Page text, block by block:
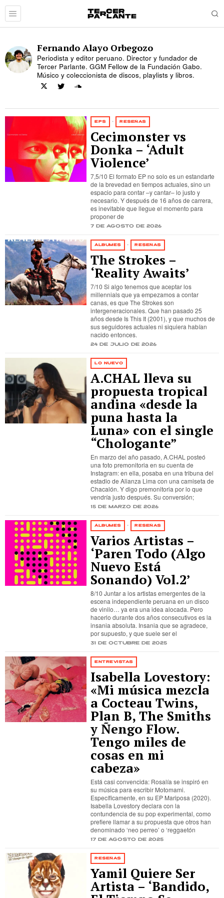
Fernando Alayo Orbegozo
Periodista y editor peruano. Director y fundador de
Tercer Parlante. GGM Fellow de la Fundación Gabo.
Músico y coleccionista de discos, playlists y libros.
EPS · RESEÑAS
Cecimonster vs
Donka – ‘Adult
Violence’
7,5/10 El formato EP no solo es un estandarte
de la brevedad en tiempos actuales, sino un
espacio para contar –y cantar– lo justo y
necesario. Y después de 16 años de carrera,
es inevitable que llegue el momento para
proponer de
7 de agosto de 2026
ÁLBUMES · RESEÑAS
The Strokes –
‘Reality Awaits’
7/10 Si algo tenemos que aceptar los
millennials que ya empezamos a contar
canas, es que The Strokes son
intergeneracionales. Que han pasado 25
años desde Is This It (2001), y que muchos de
sus seguidores actuales ni siquiera habían
nacido entonces.
24 de julio de 2026
LO NUEVO
A.CHAL lleva su
propuesta tropical
andina «desde la
puna hasta la
Luna» con el single
“Chologante”
En marzo del año pasado, A.CHAL posteó
una foto premonitoria en su cuenta de
Instagram: en ella, posaba en una tribuna del
estadio de Alianza Lima con una camiseta de
Chacalón. Y digo premonitoria por lo que
vendría justo después. Su conversión;
15 de marzo de 2026
ÁLBUMES · RESEÑAS
Varios Artistas –
‘Paren Todo (Algo
Nuevo Está
Sonando) Vol.2’
8/10 Juntar a los artistas emergentes de la
escena independiente peruana en un disco
de vinilo… ya era una idea alocada. Pero
hacerlo durante dos años consecutivos es la
insania absoluta. Insania que se agradece,
por supuesto, y que suele ser el
31 de octubre de 2025
ENTREVISTAS
Isabella Lovestory:
«Mi música mezcla
a Cocteau Twins,
Plan B, The Smiths
y Ñengo Flow.
Tengo miles de
cosas en mi
cabeza»
Está casi convencida: Rosalía se inspiró en
su música para escribir Motomami.
Específicamente, en su EP Mariposa (2020).
Isabella Lovestory declara con la
contundencia de su pop experimental, como
prefiere llamar a su propuesta que otros han
denominado ‘neo perreo’ o ‘reggaetón
17 de agosto de 2025
RESEÑAS
Yamil Quiere Ser
Artista – ‘Bandido,